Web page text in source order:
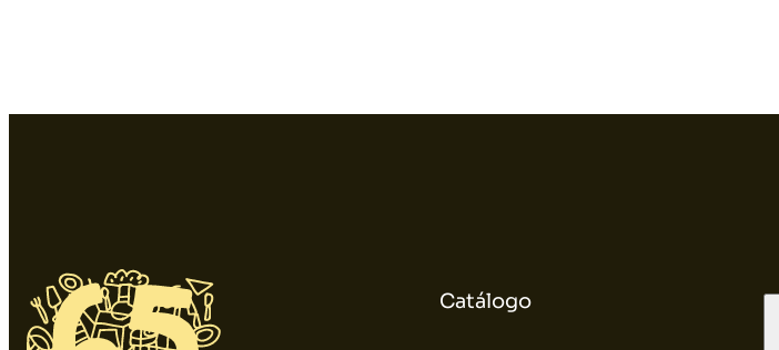
Catálogo